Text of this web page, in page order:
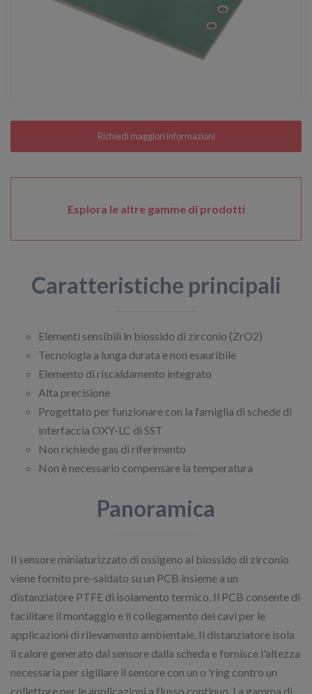
Esplora le altre gamme di prodotti
Caratteristiche principali
Elementi sensibili in biossido di zirconio (ZrO2)
Tecnologia a lunga durata e non esauribile
Elemento di riscaldamento integrato
Alta precisione
Progettato per funzionare con la famiglia di schede di
interfaccia OXY-LC di SST
Non richiede gas di riferimento
Non è necessario compensare la temperatura
Panoramica
Il sensore miniaturizzato di ossigeno al biossido di zirconio
viene fornito pre-saldato su un PCB insieme a un
distanziatore PTFE di isolamento termico. Il PCB consente di
facilitare il montaggio e il collegamento dei cavi per le
applicazioni di rilevamento ambientale. Il distanziatore isola
il calore generato dal sensore dalla scheda e fornisce l'altezza
necessaria per sigillare il sensore con un o 'ring contro un
collettore per le applicazioni a flusso continuo. La gamma di